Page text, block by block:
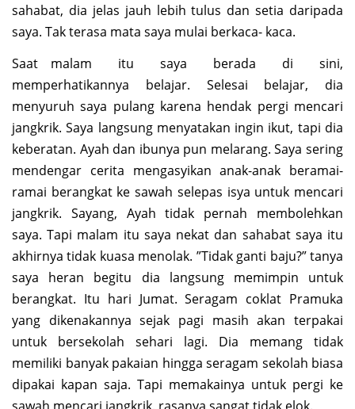
sahabat, dia jelas jauh lebih tulus dan setia daripada
saya. Tak terasa mata saya mulai berkaca- kaca.
Saat malam itu saya berada di sini,
memperhatikannya belajar. Selesai belajar, dia
menyuruh saya pulang karena hendak pergi mencari
jangkrik. Saya langsung menyatakan ingin ikut, tapi dia
keberatan. Ayah dan ibunya pun melarang. Saya sering
mendengar cerita mengasyikan anak-anak beramai-
ramai berangkat ke sawah selepas isya untuk mencari
jangkrik. Sayang, Ayah tidak pernah membolehkan
saya. Tapi malam itu saya nekat dan sahabat saya itu
akhirnya tidak kuasa menolak. ”Tidak ganti baju?” tanya
saya heran begitu dia langsung memimpin untuk
berangkat. Itu hari Jumat. Seragam coklat Pramuka
yang dikenakannya sejak pagi masih akan terpakai
untuk bersekolah sehari lagi. Dia memang tidak
memiliki banyak pakaian hingga seragam sekolah biasa
dipakai kapan saja. Tapi memakainya untuk pergi ke